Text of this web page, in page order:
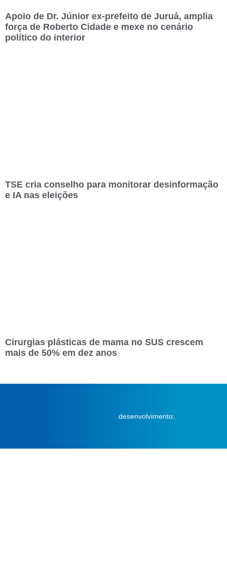
Apoio de Dr. Júnior ex-prefeito de Juruá, amplia
força de Roberto Cidade e mexe no cenário
político do interior
TSE cria conselho para monitorar desinformação
e IA nas eleições
Cirurgias plásticas de mama no SUS crescem
mais de 50% em dez anos
desenvolvimento: